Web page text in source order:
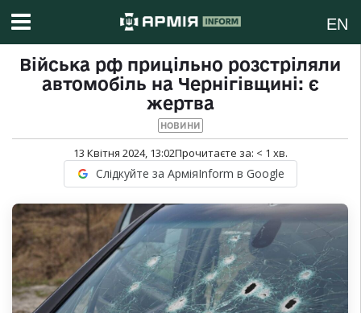
EN
Війська рф прицільно розстріляли
автомобіль на Чернігівщині: є
жертва
НОВИНИ
13 Квітня 2024, 13:02Прочитаєте за: < 1 хв.
Слідкуйте за АрміяInform в Google